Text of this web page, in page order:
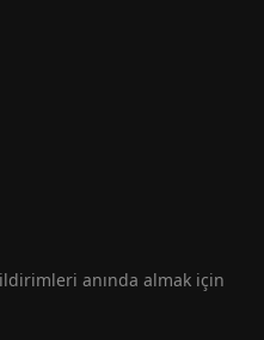
anında almak için